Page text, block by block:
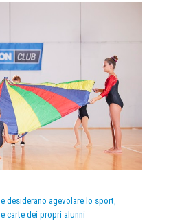
desiderano agevolare lo sport,
carte dei propri alunni